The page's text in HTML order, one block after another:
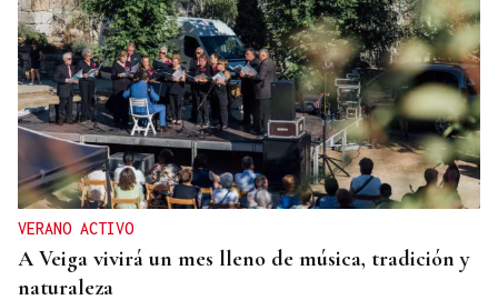
CRIMEN EN A GRANXA
La jueza insta al CHUO a notificarle el alta de la
presunta matricida de O Carballiño
VERANO ACTIVO
A Veiga vivirá un mes lleno de música, tradición y
naturaleza